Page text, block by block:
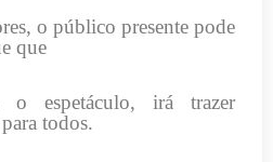
o público presente pode
que
o espetáculo, irá trazer
todos.